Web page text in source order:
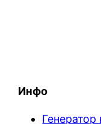
Инфо
Генератор